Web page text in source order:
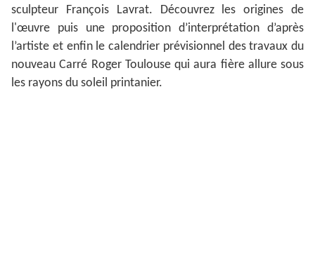
sculpteur François Lavrat. Découvrez les origines de
l'œuvre puis une proposition d’interprétation d’après
l’artiste et enfin le calendrier prévisionnel des travaux du
nouveau Carré Roger Toulouse qui aura fière allure sous
les rayons du soleil printanier.